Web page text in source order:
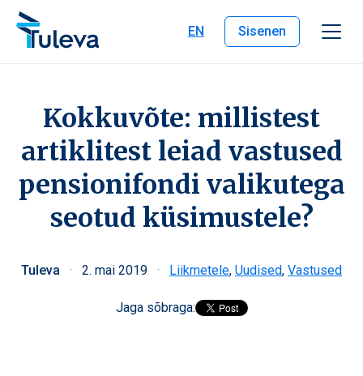
Liigu edasi sisu juurde
EN
Sisenen
Kokkuvõte: millistest
artiklitest leiad vastused
pensionifondi valikutega
seotud küsimustele?
Tuleva · 2. mai 2019 · Liikmetele, Uudised, Vastused
Jaga sõbraga: